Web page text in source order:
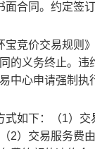
合同。约定签
竞价交易规则
的义务终止。
中心申请强制
如下：（1）
2）交易服务费